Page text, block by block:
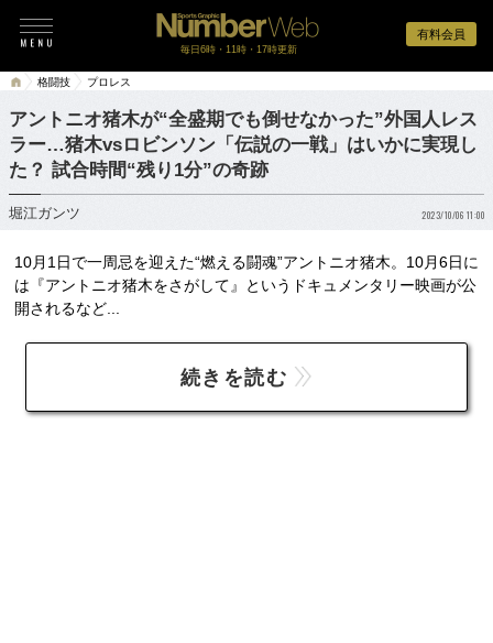
有料会員
毎日6時・11時・17時更新
格闘技 プロレス
アントニオ猪木が“全盛期でも倒せなかった”外国人レス
ラー…猪木vsロビンソン「伝説の一戦」はいかに実現し
た？ 試合時間“残り1分”の奇跡
堀江ガンツ 2023/10/06 11:00
10月1日で一周忌を迎えた“燃える闘魂”アントニオ猪木。10月6日に
は『アントニオ猪木をさがして』というドキュメンタリー映画が公
開されるなど...
続きを読む